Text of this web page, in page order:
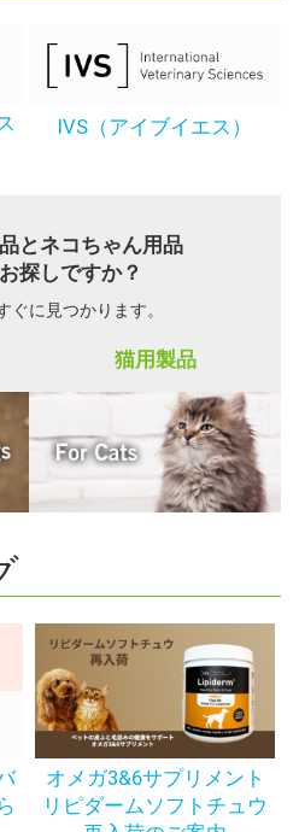
IVS（アイブイエス）
とネコちゃん用品
探しですか？
ぐに見つかります。
猫用製品
オメガ3&6サプリメント
リピダームソフトチュウ